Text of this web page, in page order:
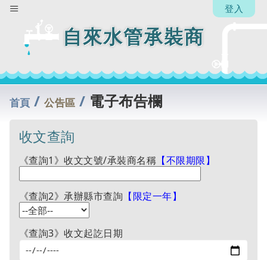
自來水管承裝商
登入
首頁 /公告區 / 電子布告欄
收文查詢
《查詢1》收文文號/承裝商名稱 【不限期限】
《查詢2》承辦縣市查詢 【限定一年】
《查詢3》收文起訖日期